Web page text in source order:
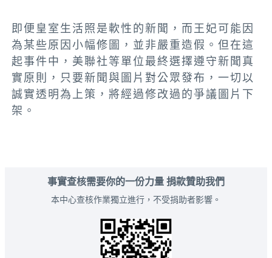
即便皇室生活照是軟性的新聞，而王妃可能因
為某些原因小幅修圖，並非嚴重造假。但在這
起事件中，美聯社等單位最終選擇遵守新聞真
實原則，只要新聞與圖片對公眾發布，一切以
誠實透明為上策，將經過修改過的爭議圖片下
架。
事實查核需要你的一份力量 捐款贊助我們
本中心查核作業獨立進行，不受捐助者影響。